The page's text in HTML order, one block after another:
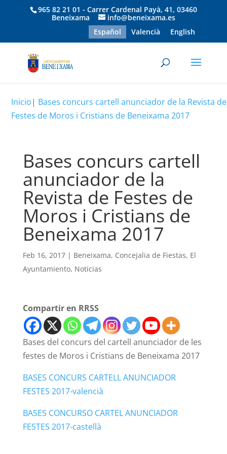
965 82 21 01 - Carrer Cardenal Payà, 41, 03460
Beneixama
info@beneixama.es
Español
Valencià English
Inicio| Bases concurs cartell anunciador de la Revista de
Festes de Moros i Cristians de Beneixama 2017
Bases concurs cartell
anunciador de la
Revista de Festes de
Moros i Cristians de
Beneixama 2017
Feb 16, 2017| Beneixama, Concejalia de Fiestas, El
Ayuntamiento, Noticias
Compartir en RRSS
Bases del concurs del cartell anunciador de les
festes de Moros i Cristians de Beneixama 2017
BASES CONCURS CARTELL ANUNCIADOR
FESTES 2017-valencià
BASES CONCURSO CARTEL ANUNCIADOR
FESTES 2017-castellà